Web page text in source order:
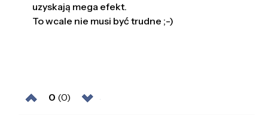
uzyskają mega efekt.
To wcale nie musi być trudne ;-)
0 (0)